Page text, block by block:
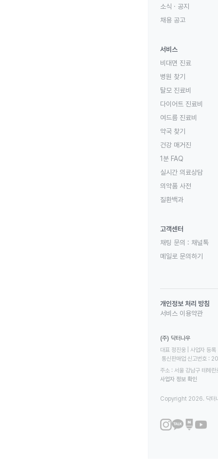
소식 · 공지
채용 공고
서비스
비대면 진료
병원 찾기
탈모 진료비
다이어트 진료비
여드름 진료비
약국 찾기
건강 매거진
1분 FAQ
실시간 의료상담
의약품 사전
질환백과
고객센터
채팅 문의 : 채널톡
메일로 문의하기
개인정보 처리 방침
서비스 이용약관
(주) 닥터나우
대표 정진웅 | 사업자
통신판매업 신고번호
주소 : 서울 강남구 테헤
사업자 정보 확인
Copyright 2026. 닥터